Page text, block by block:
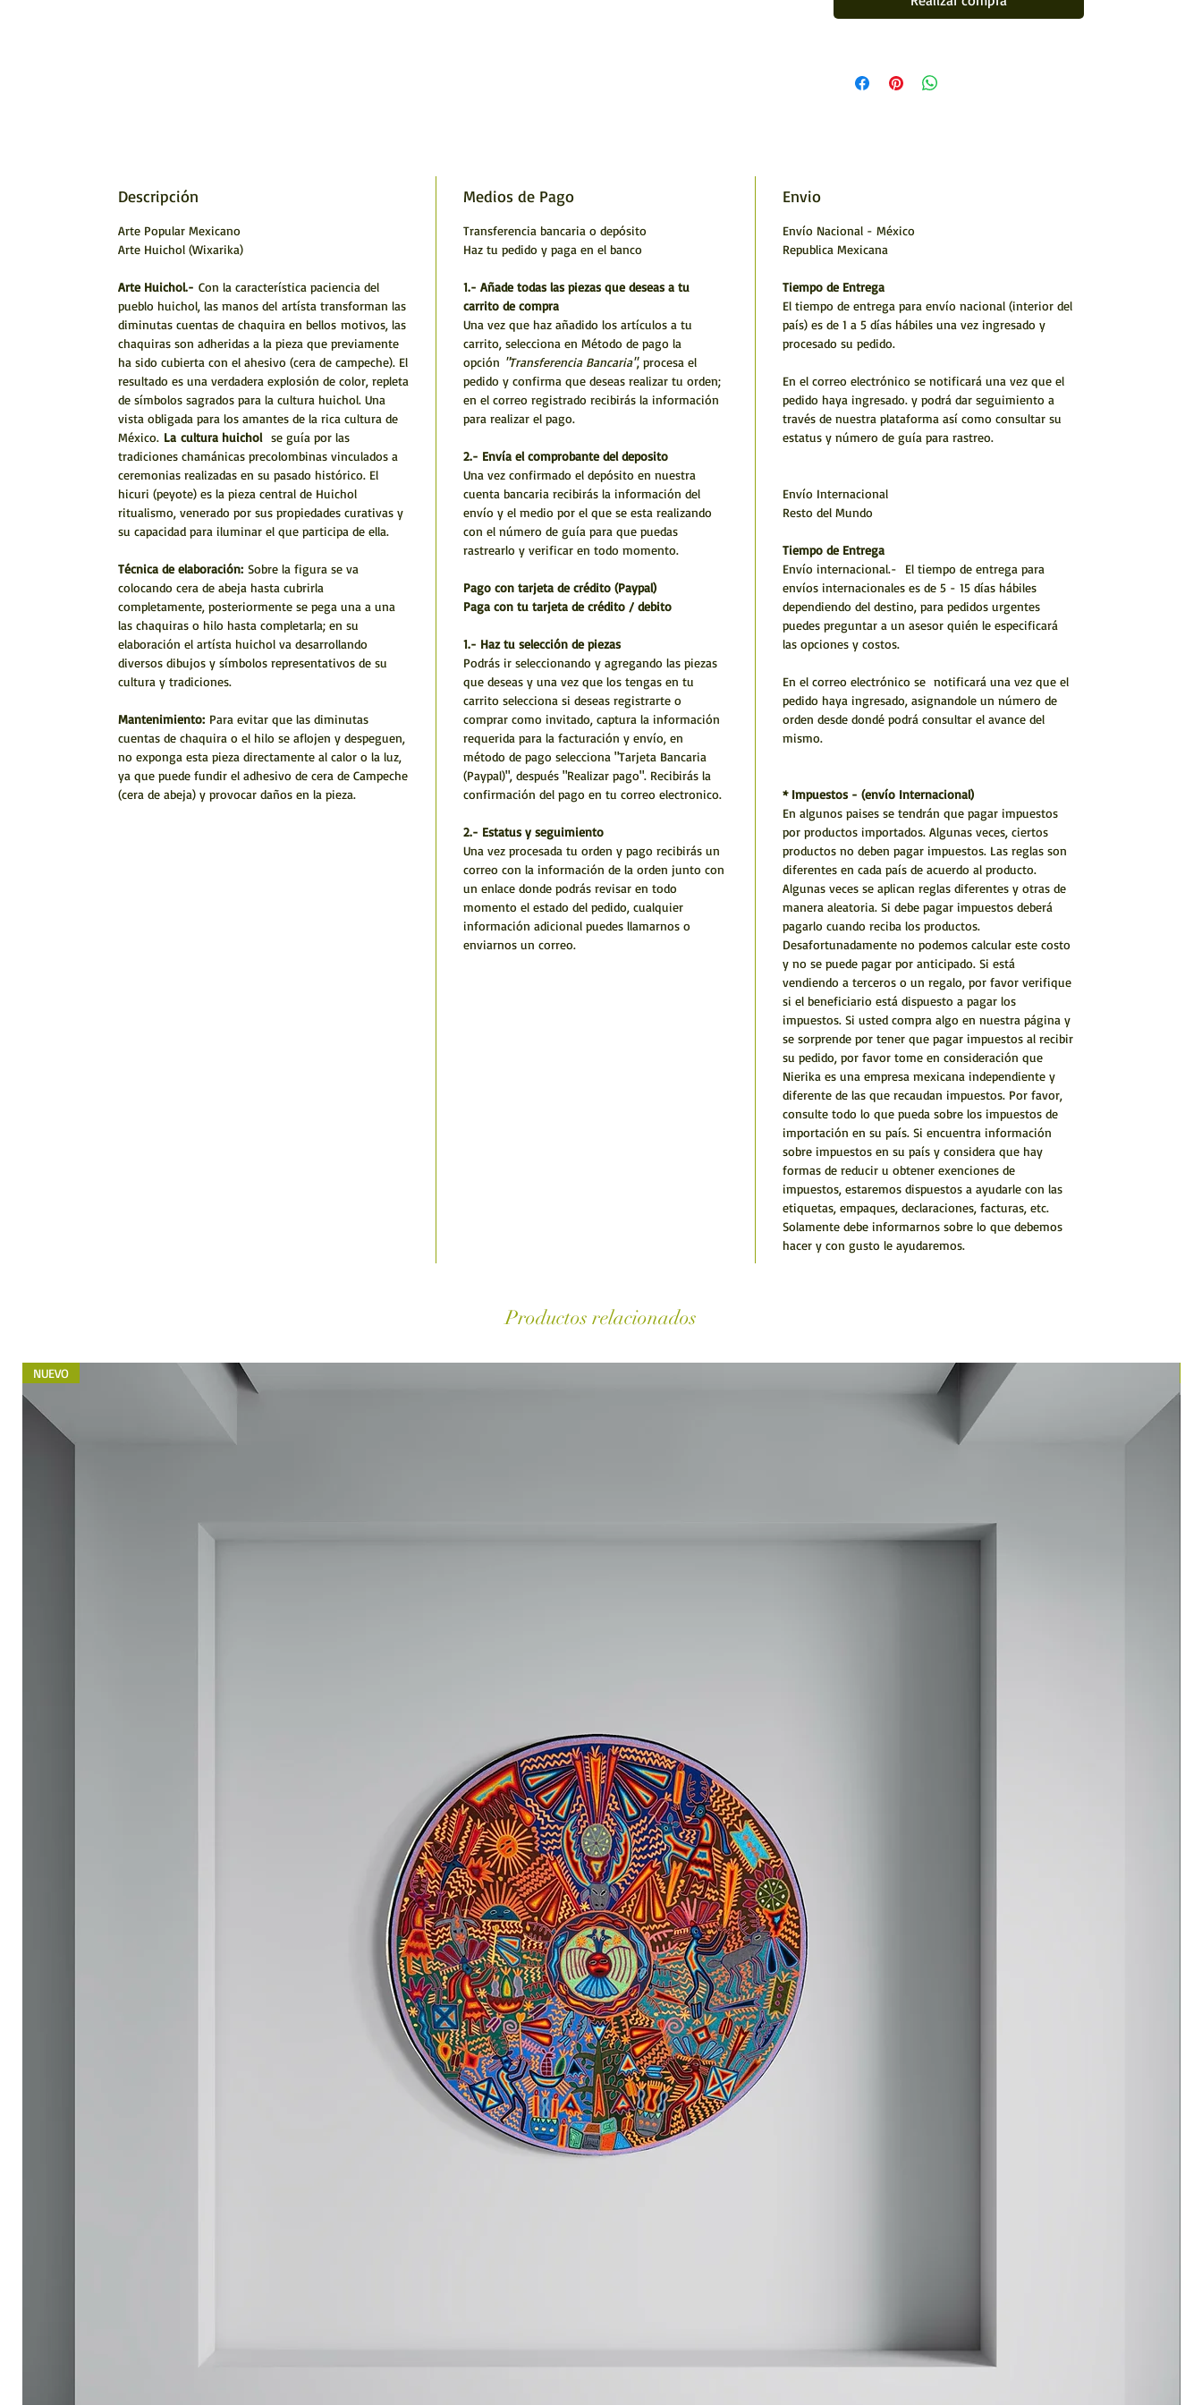
Hecho a mano por artístas Huicholes
ARTESANÍA HUICHOL
Descripción
Arte Popular Mexicano
Arte Huichol (Wixarika)
Arte Huichol.- Con la característica paciencia del
pueblo huichol, las manos del artísta transforman las
diminutas cuentas de chaquira en bellos motivos, las
chaquiras son adheridas a la pieza que previamente
ha sido cubierta con el ahesivo (cera de campeche). El
resultado es una verdadera explosión de color, repleta
de símbolos sagrados para la cultura huichol. Una
vista obligada para los amantes de la rica cultura de
México. La cultura huichol se guía por las
tradiciones chamánicas precolombinas vinculados a
ceremonias realizadas en su pasado histórico. El
hicuri (peyote) es la pieza central de Huichol
ritualismo, venerado por sus propiedades curativas y
su capacidad para iluminar el que participa de ella.
Técnica de elaboración: Sobre la figura se va
colocando cera de abeja hasta cubrirla
completamente, posteriormente se pega una a una
las chaquiras o hilo hasta completarla; en su
elaboración el artísta huichol va desarrollando
diversos dibujos y símbolos representativos de su
cultura y tradiciones.
Mantenimiento: Para evitar que las diminutas
cuentas de chaquira o el hilo se aflojen y despeguen,
no exponga esta pieza directamente al calor o la luz,
ya que puede fundir el adhesivo de cera de Campeche
(cera de abeja) y provocar daños en la pieza.
Medios de Pago
Transferencia bancaria o depósito
Haz tu pedido y paga en el banco
1.- Añade todas las piezas que deseas a tu
carrito de compra
Una vez que haz añadido los artículos a tu
carrito, selecciona en Método de pago la
opción "Transferencia Bancaria", procesa el
pedido y confirma que deseas realizar tu orden;
en el correo registrado recibirás la información
para realizar el pago.
2.- Envía el comprobante del deposito
Una vez confirmado el depósito en nuestra
cuenta bancaria recibirás la información del
envío y el medio por el que se esta realizando
con el número de guía para que puedas
rastrearlo y verificar en todo momento.
Pago con tarjeta de crédito (Paypal)
Paga con tu tarjeta de crédito / debito
1.- Haz tu selección de piezas
Podrás ir seleccionando y agregando las piezas
que deseas y una vez que los tengas en tu
carrito selecciona si deseas registrarte o
comprar como invitado, captura la información
requerida para la facturación y envío, en
método de pago selecciona "Tarjeta Bancaria
(Paypal)", después "Realizar pago". Recibirás la
confirmación del pago en tu correo electronico.
2.- Estatus y seguimiento
Una vez procesada tu orden y pago recibirás un
correo con la información de la orden junto con
un enlace donde podrás revisar en todo
momento el estado del pedido, cualquier
información adicional puedes llamarnos o
enviarnos un correo.
Envio
Envío Nacional - México
Republica Mexicana
Tiempo de Entrega
El tiempo de entrega para envío nacional (interior del
país) es de 1 a 5 días hábiles una vez ingresado y
procesado su pedido.
En el correo electrónico se notificará una vez que el
pedido haya ingresado. y podrá dar seguimiento a
través de nuestra plataforma así como consultar su
estatus y número de guía para rastreo.
Envío Internacional
Resto del Mundo
Tiempo de Entrega
Envío internacional.- El tiempo de entrega para
envíos internacionales es de 5 - 15 días hábiles
dependiendo del destino, para pedidos urgentes
puedes preguntar a un asesor quién le especificará
las opciones y costos.
En el correo electrónico se notificará una vez que el
pedido haya ingresado, asignandole un número de
orden desde dondé podrá consultar el avance del
mismo.
* Impuestos - (envío Internacional)
En algunos paises se tendrán que pagar impuestos
por productos importados. Algunas veces, ciertos
productos no deben pagar impuestos. Las reglas son
diferentes en cada país de acuerdo al producto.
Algunas veces se aplican reglas diferentes y otras de
manera aleatoria. Si debe pagar impuestos deberá
pagarlo cuando reciba los productos.
Desafortunadamente no podemos calcular este costo
y no se puede pagar por anticipado. Si está
vendiendo a terceros o un regalo, por favor verifique
si el beneficiario está dispuesto a pagar los
impuestos. Si usted compra algo en nuestra página y
se sorprende por tener que pagar impuestos al recibir
su pedido, por favor tome en consideración que
Nierika es una empresa mexicana independiente y
diferente de las que recaudan impuestos. Por favor,
consulte todo lo que pueda sobre los impuestos de
importación en su país. Si encuentra información
sobre impuestos en su país y considera que hay
formas de reducir u obtener exenciones de
impuestos, estaremos dispuestos a ayudarle con las
etiquetas, empaques, declaraciones, facturas, etc.
Solamente debe informarnos sobre lo que debemos
hacer y con gusto le ayudaremos.
Productos relacionados
NUEVO